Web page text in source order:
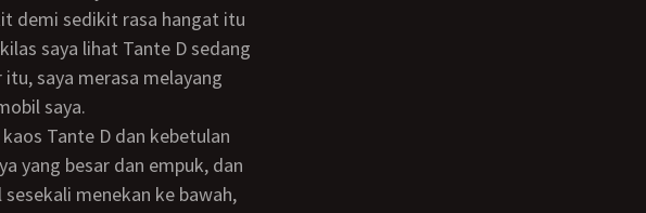
demi sedikit rasa hangat itu
saya lihat Tante D sedang
saya merasa melayang
saya.
yang besar dan empuk, dan
menekan ke bawah,